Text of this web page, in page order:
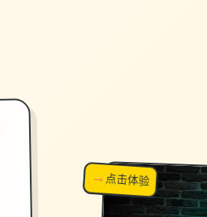
↗超棒！
→点击体验